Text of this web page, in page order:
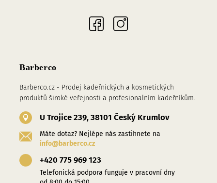
Barberco
Barberco.cz - Prodej kadeřnických a kosmetických
produktů široké veřejnosti a profesionalním kadeřníkům.
U Trojice 239, 38101 Český Krumlov
Máte dotaz? Nejlépe nás zastihnete na
info@barberco.cz
+420 775 969 123
Telefonická podpora funguje v pracovní dny